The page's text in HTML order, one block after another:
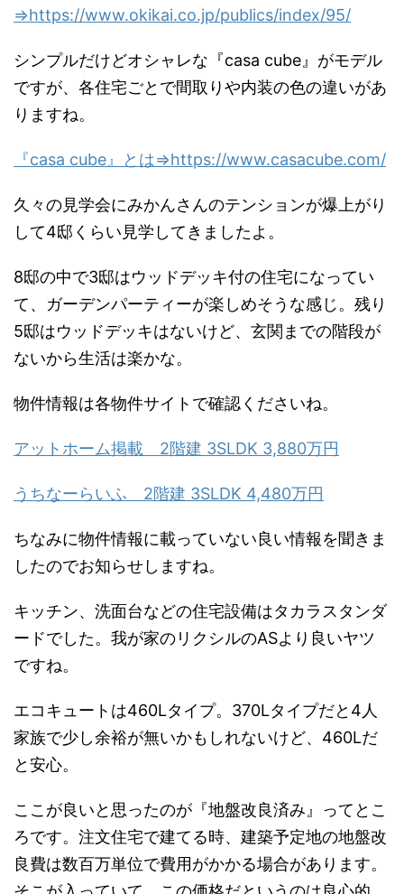
⇒https://www.okikai.co.jp/publics/index/95/
シンプルだけどオシャレな『casa cube』がモデル
ですが、各住宅ごとで間取りや内装の色の違いがあ
りますね。
『casa cube』とは⇒https://www.casacube.com/
久々の見学会にみかんさんのテンションが爆上がり
して4邸くらい見学してきましたよ。
8邸の中で3邸はウッドデッキ付の住宅になってい
て、ガーデンパーティーが楽しめそうな感じ。残り
5邸はウッドデッキはないけど、玄関までの階段が
ないから生活は楽かな。
物件情報は各物件サイトで確認くださいね。
アットホーム掲載 2階建 3SLDK 3,880万円
うちなーらいふ 2階建 3SLDK 4,480万円
ちなみに物件情報に載っていない良い情報を聞きま
したのでお知らせしますね。
キッチン、洗面台などの住宅設備はタカラスタンダ
ードでした。我が家のリクシルのASより良いヤツ
ですね。
エコキュートは460Lタイプ。370Lタイプだと4人
家族で少し余裕が無いかもしれないけど、460Lだ
と安心。
ここが良いと思ったのが『地盤改良済み』ってとこ
ろです。注文住宅で建てる時、建築予定地の地盤改
良費は数百万単位で費用がかかる場合があります。